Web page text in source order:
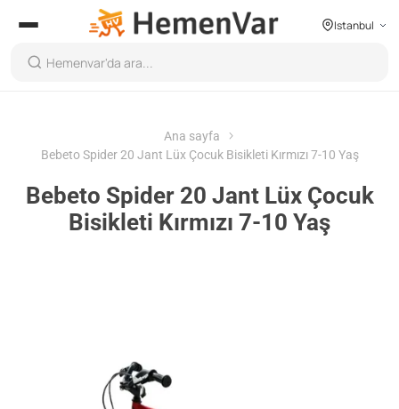
Istanbul
Ana sayfa
Bebeto Spider 20 Jant Lüx Çocuk Bisikleti Kırmızı 7-10 Yaş
Bebeto Spider 20 Jant Lüx Çocuk
Bisikleti Kırmızı 7-10 Yaş